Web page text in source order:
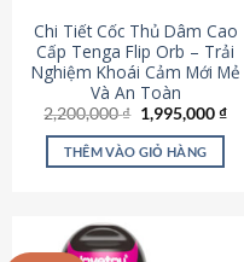
Chi Tiết Cốc Thủ Dâm Cao
Cấp Tenga Flip Orb – Trải
Nghiệm Khoái Cảm Mới Mẻ
Và An Toàn
2,200,000₫ Giá
gốc
là:
2,200,000 ₫.
1,995,000₫Giá
THÊM VÀO GIỎ HÀNG